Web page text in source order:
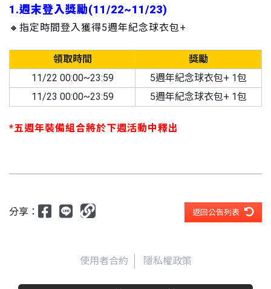
1.週末登入獎勵(11/22~11/23)
🔸指定時間登入獲得5週年紀念球衣包+
領取時間
獎勵
11/22 00:00~23:59
5週年紀念球衣包+ 1包
11/23 00:00~23:59
5週年紀念球衣包+ 1包
*五週年裝備組合將於下週活動中釋出
分享： 返回公告列表
使用者合約 隱私權政策